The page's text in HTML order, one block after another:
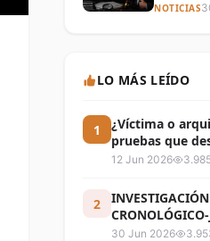
NOTICIAS
LO MÁS LEÍDO
1
¿Víctima o
pruebas que
Gálvez en el
Coronado
12 Jun 2026
2
30 Jun 2026